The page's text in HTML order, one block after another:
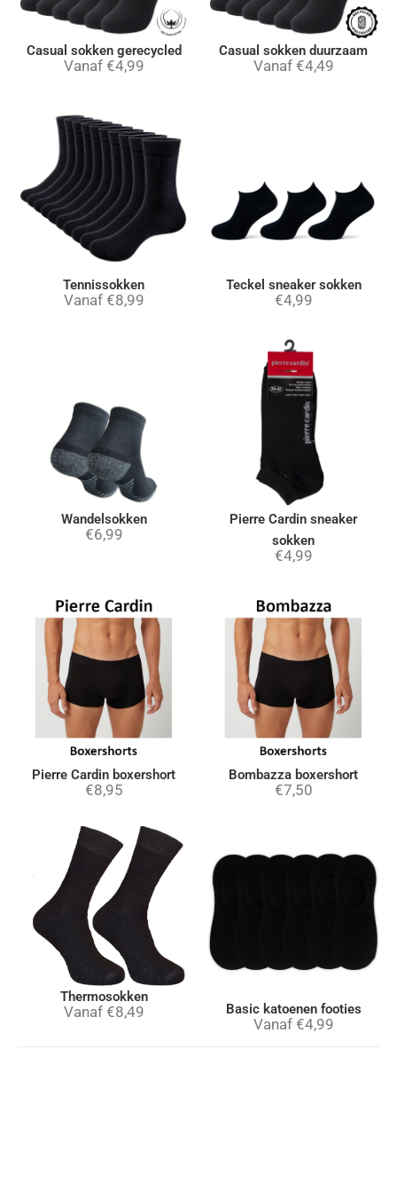
Casual sokken gerecycled
Vanaf €4,99
Casual sokken duurzaam
Vanaf €4,49
Tennissokken
Vanaf €8,99
Teckel sneaker sokken
€4,99
Wandelsokken
€6,99
Pierre Cardin sneaker
sokken
€4,99
Pierre Cardin boxershort
€8,95
Bombazza boxershort
€7,50
Thermosokken
Vanaf €8,49 Basic katoenen footies
Vanaf €4,99